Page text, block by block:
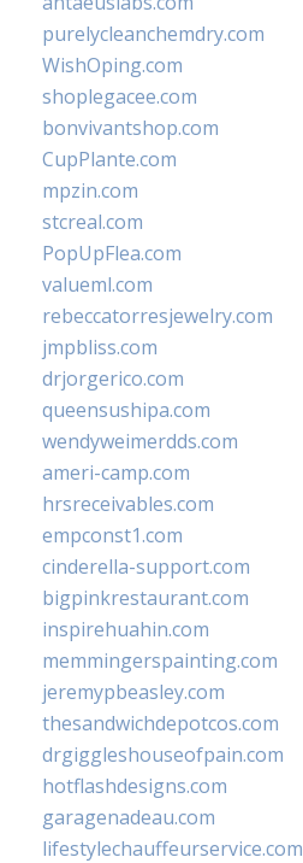
purelycleanchemdry.com
WishOping.com
shoplegacee.com
bonvivantshop.com
CupPlante.com
mpzin.com
stcreal.com
PopUpFlea.com
valueml.com
rebeccatorresjewelry.com
jmpbliss.com
drjorgerico.com
queensushipa.com
wendyweimerdds.com
ameri-camp.com
hrsreceivables.com
empconst1.com
cinderella-support.com
bigpinkrestaurant.com
inspirehuahin.com
memmingerspainting.com
jeremypbeasley.com
thesandwichdepotcos.com
drgiggleshouseofpain.com
hotflashdesigns.com
garagenadeau.com
lifestylechauffeurservice.com